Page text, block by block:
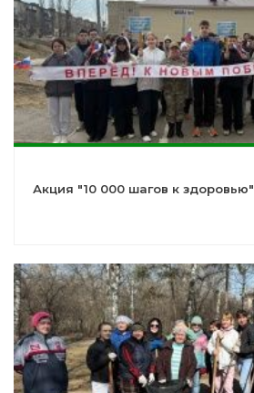
Акция "10 000 шагов к здоровью"